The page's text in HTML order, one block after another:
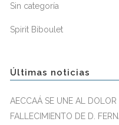
Sin categoría
Spirit Biboulet
Últimas noticias
AECCAÁ SE UNE AL DOLOR
FALLECIMIENTO DE D.